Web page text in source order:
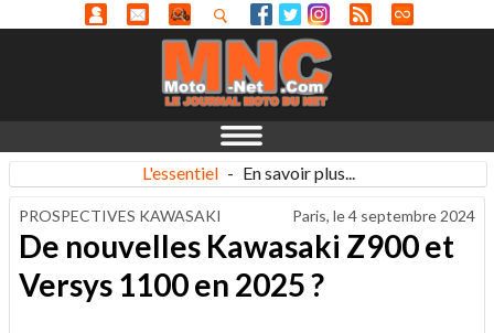
L'essentiel - En savoir plus...
PROSPECTIVES KAWASAKI Paris, le4 septembre 2024
De nouvelles Kawasaki Z900 et
Versys 1100 en 2025 ?